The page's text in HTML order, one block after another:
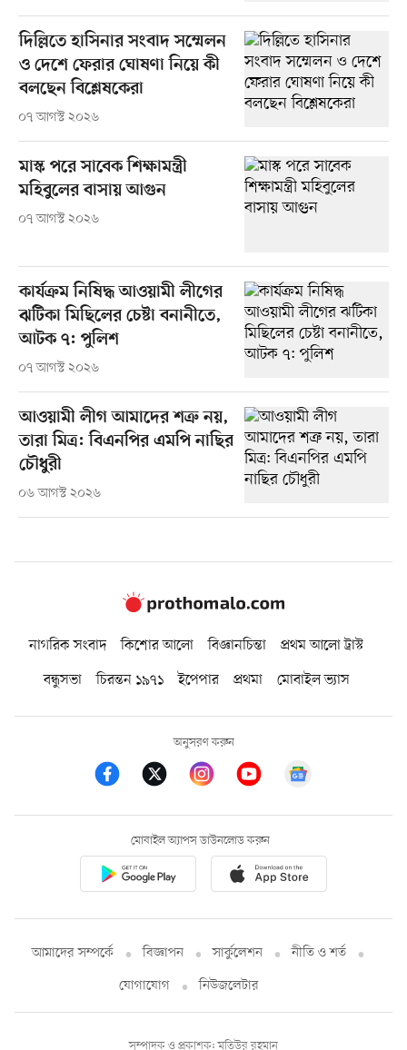
দিল্লিতে হাসিনার সংবাদ সম্মেলন
ও দেশে ফেরার ঘোষণা নিয়ে কী
বলছেন বিশ্লেষকেরা
০৭ আগস্ট ২০২৬
মাস্ক পরে সাবেক শিক্ষামন্ত্রী
মহিবুলের বাসায় আগুন
০৭ আগস্ট ২০২৬
কার্যক্রম নিষিদ্ধ আওয়ামী লীগের
ঝটিকা মিছিলের চেষ্টা বনানীতে,
আটক ৭: পুলিশ
০৭ আগস্ট ২০২৬
আওয়ামী লীগ আমাদের শত্রু নয়,
তারা মিত্র: বিএনপির এমপি নাছির
চৌধুরী
০৬ আগস্ট ২০২৬
নাগরিক সংবাদ কিশোর আলো বিজ্ঞানচিন্তা
প্রথম আলো ট্রাস্ট
বন্ধুসভা
চিরন্তন ১৯৭১ ইপেপার প্রথমা মোবাইল ভ্যাস
অনুসরণ করুন
মোবাইল অ্যাপস ডাউনলোড করুন
আমাদের সম্পর্কে বিজ্ঞাপন সার্কুলেশন
নীতি ও শর্ত
যোগাযোগ
নিউজলেটার
সম্পাদক ও প্রকাশক: মতিউর রহমান